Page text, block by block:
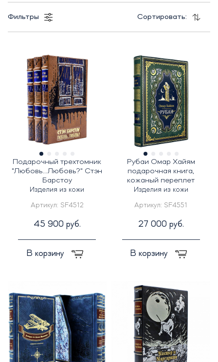
Фильтры Сортировать:
Подарочный трехтомник
"Любовь...Любовь?" Стэн
Барстоу
Изделия из кожи
Артикул: SF4512
45 900 руб.
В корзину
Рубаи Омар Хайям
подарочная книга,
кожаный переплет
Изделия из кожи
Артикул: SF4551
27 000 руб.
В корзину